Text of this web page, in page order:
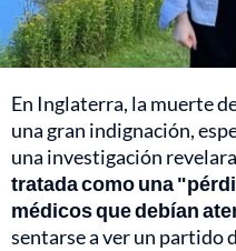
En Inglaterra, la muerte
una gran indignación,
una investigación
tratada como una
médicos que debían
sentarse a ver un partido